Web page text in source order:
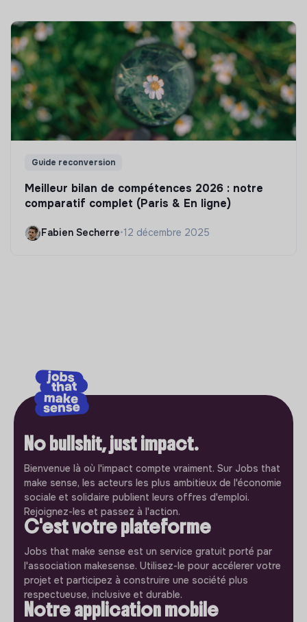
Guide reconversion
Meilleur bilan de compétences 2026 : notre
comparatif complet (Paris & En ligne)
Fabien Secherre•12 décembre 2025
No bullshit, just impact.
Bienvenue là où l'impact compte vraiment. Sur Jobs that
make sense, les acteurs les plus ambitieux de l'économie
sociale et solidaire publient leurs offres d'emploi.
Rejoignez-les et passez à l'action.
C'est votre plateforme
Jobs that make sense est un service gratuit porté par
l'association makesense. Utilisez-le pour accélerer votre
projet et participez à construire une société plus
respectueuse, inclusive et durable.
Notre application mobile